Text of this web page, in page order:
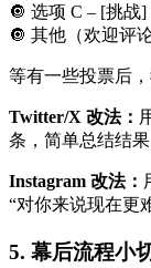
🔘 选项 C – [挑战]
🔘 其他（欢迎评论
等有一些投票后
Twitter/X 改法：
条，简单总结结果
Instagram 改法：
“对你来说现在更
5. 幕后流程小